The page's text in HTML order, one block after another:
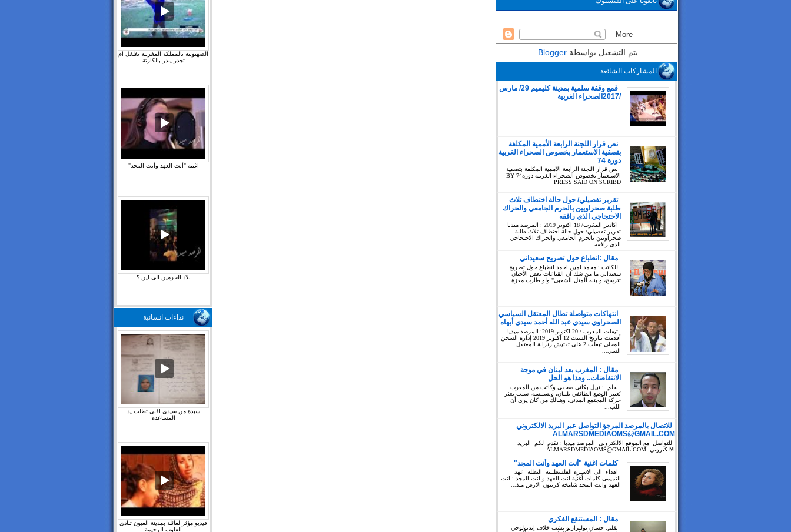
يتم التشغيل بواسطة Blogger
المشاركات الشائعة
قمع وقفة سلمية بمدينة كليميم 29/ مارس
/2017الصحراء الغربية
نص قرار اللجنة الرابعة الأممية المكلفة
بتصفية الاستعمار بخصوص الصحراء الغربية
دورة 74
نص قرار اللجنة الرابعة الأممية المكلفة بتصفية
الاستعمار بخصوص الصحراء الغربية دورة74 BY
PRESS SAID ON SCRIBD
تقرير تفصيلي/ حول حالة اختطاف ثلاث
طلبة صحراويين بالحرم الجامعي والحراك
الاحتجاجي الذي رافقه
اكادير المغرب/ 18 اكتوبر 2019 : المرصد ميديا
تقرير تفصيلي/ حول حالة اختطاف ثلاث طلبة
صحراويين بالحرم الجامعي والحراك الاحتجاجي
الذي رافقه ...
مقال :انطباع حول تصريح سعيداني
للكاتب : محمد لمين احمد انطباع حول تصريح
سعيداني ما من شك ان القناعات بعض الأحيان
تترسخ، و ينبه المثل الشعبي" ولو طارت معزة...
انتهاكات متواصلة تطال المعتقل السياسي
الصحراوي سيدي عبد الله أحمد سيدي أبهاه
تيفلت المغرب / 20 اكتوبر 2019: المرصد ميديا
أقدمت بتاريخ السبت 12 أكتوبر 2019 إدارة السجن
المحلي تيفلت 2 على تفتيش زنزانة المعتقل
السي...
مقال : المغرب بعد لبنان في موجة
الانتفاضات.. وهذا هو الحل
بقلم : نبيل بكاني صحفي وكاتب من المغرب
يُعتبر الوضع الطائفي بلبنان، وتسييسه، سبب تعثر
حركة المجتمع المدني، وهنالك من كان يرى أن
اللب...
للاتصال بالمرصد المرجؤ التواصل عبر البريد الالكتروني
ALMARSDMEDIAOMS@GMAIL.COM
للتواصل مع الموقع الالكتروني المرصد ميديا : نقدم لكم البريد
الالكتروني ALMARSDMEDIAOMS@GMAIL.COM
كلمات اغنية "أنت العهد وأنت المجد"
اهداء الى الاسيرة الفلسطينية البطلة عهد
التميمي كلمات أغنية انت العهد و انت المجد : انت
العهد وانت المجد شامخة كزيتون الارض منذ...
مقال : المستنقع الفكري
بقلم: حسان بوليزاريو نشب خلاف إيديولوجي
الصهيونية بالمملكة المغربية تغلغل ام
تجدر ينذر بالكارثة
اغنية "أنت العهد وأنت المجد"
بلاد الحرمين الى اين ؟
نداءات انسانية
سيدة من سيدي افني تطلب يد
المساعدة
فيديو مؤثر لعائلة بمدينة العيون تنادي
القلوب الرحيمة